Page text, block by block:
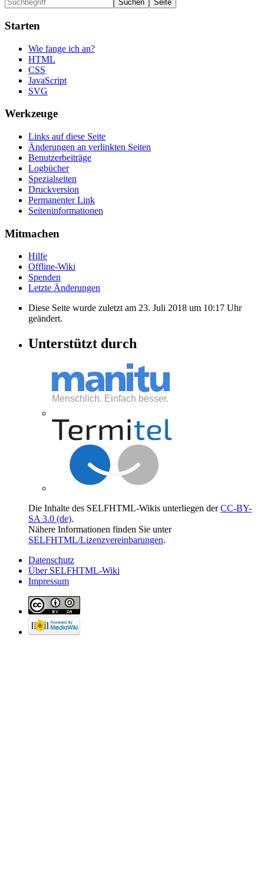
Starten
Wie fange ich an?
HTML
CSS
JavaScript
SVG
Werkzeuge
Links auf diese Seite
Änderungen an verlinkten Seiten
Benutzerbeiträge
Logbücher
Spezialseiten
Druckversion
Permanenter Link
Seiten­informationen
Mitmachen
Hilfe
Offline-Wiki
Spenden
Letzte Änderungen
Diese Seite wurde zuletzt am 23. Juli 2018 um 10:17 Uhr
geändert.
Unterstützt durch
Die Inhalte des SELFHTML-Wikis unterliegen derCC-BY-
SA 3.0 (de).
Nähere Informationen finden Sie unter
SELFHTML/Lizenzvereinbarungen.
Datenschutz
Über SELFHTML-Wiki
Impressum